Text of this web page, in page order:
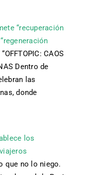
“recuperación
OFFTOPIC: CAOS
Dentro de
las
donde
los
que no lo niego.